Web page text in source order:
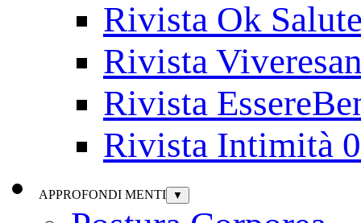
Rivista Ok
Rivista
Rivista
Rivista Intimità
APPROFONDI MENTI ▼